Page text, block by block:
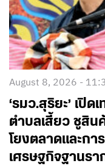
August 8, 2026 -
‘รมว.สุริยะ’ เปิด
ตำบลเสี้ยว ชูสิ
โยงตลาดและก
เศรษฐกิจฐานรา